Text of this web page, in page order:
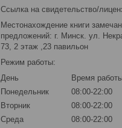
Ссылка на свидетельство/
Местонахождение книги
предложений: г. Минск. ул.
73, 2 этаж ,23 павильон
Режим работы:
День
Время
Понедельник
08:00-22:00
Вторник
08:00-22:00
Среда
08:00-22:00